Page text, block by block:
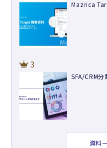
Mazrica
3
SFA/CRM分
資料